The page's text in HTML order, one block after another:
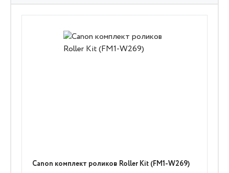
Canon комплект роликов Roller Kit (FM1-W269)